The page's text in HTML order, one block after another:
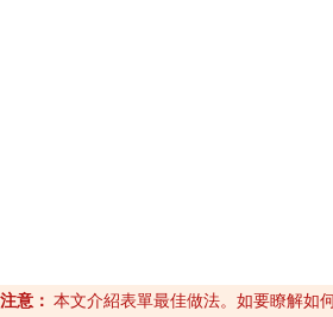
注意： 本文介紹表單最佳做法。如要瞭解如